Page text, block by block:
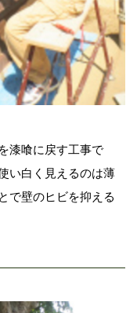
漆喰に戻す工事で
い白く見えるのは薄
で壁のヒビを抑える